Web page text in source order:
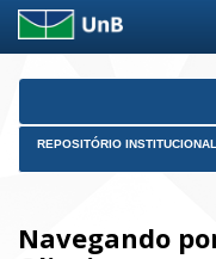
Skip
REPOSITÓRIO
Navegando